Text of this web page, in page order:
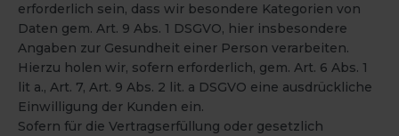
erforderlich sein, dass wir besondere Kategorien von
Daten gem. Art. 9 Abs. 1 DSGVO, hier insbesondere
Angaben zur Gesundheit einer Person verarbeiten.
Hierzu holen wir, sofern erforderlich, gem. Art. 6 Abs. 1
lit a., Art. 7, Art. 9 Abs. 2 lit. a DSGVO eine ausdrückliche
Einwilligung der Kunden ein.
Sofern für die Vertragserfüllung oder gesetzlich